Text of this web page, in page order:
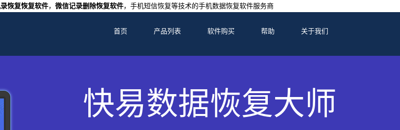
恢复恢复软件， 微信记录删除恢复软件，手机短信恢复等技术的手机数据恢复软件服务商
首页 产品列表 软件购买 帮助 关于我们
快易数据恢复大师